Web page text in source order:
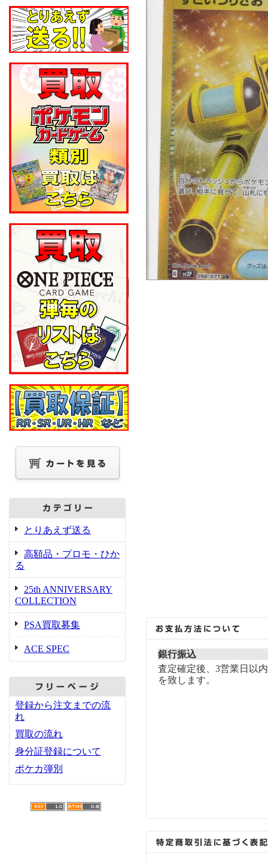
とりあえず送る
高額品・プロモ・ひか
る
25th ANNIVERSARY
COLLECTION
PSA買取募集
ACE SPEC
登録から注文までの流
れ
買取の流れ
身分証登録について
ポケカ弾別
銀行振込
査定確定後、3営業日以
を致します。